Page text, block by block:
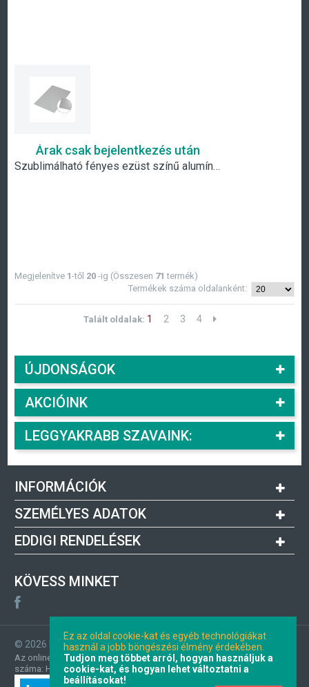
Árak csak bejelentkezés után
Szublimálható fényes ezüst színű alumínium lap - A6
Megjelenítve 1-től 20-ig (Összesen 71 termék)
Termékek száma oldalanként:
Talált oldalak: 1 2 3 4
ÚJDONSÁGOK
AKCIÓINK
LEGGYAKRABB SZAVAINK:
INFORMÁCIÓK
SZEMÉLYES ADATOK
EDDIGI RENDELÉSEK
KÖVESS MINKET
© 2026 Built byWebshopHun. All Rights Reserved.
Az online fizetést a Barion Payment Zrt. biztosítja, MNB engedély
száma: H-EN-I-1064/2013:
Ez az oldal cookie-kat és egyéb technológiákat
használ a jobb böngészési élmény érdekében.
Tudjon meg többet arról, hogyan használjuk a
cookie-kat, és hogyan lehet változtatni a
beállításokat!